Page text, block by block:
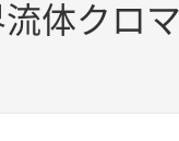
体クロ